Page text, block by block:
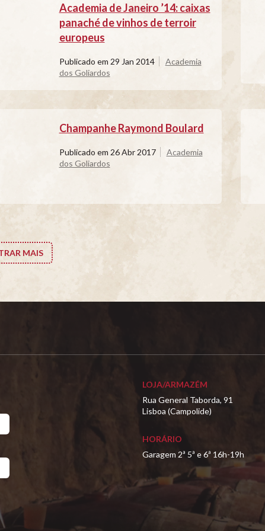
Academia de Janeiro ’14: caixas
panaché de vinhos de terroir
europeus
Publicado em 29 Jan 2014
Academia
dos Goliardos
Champanhe Raymond Boulard
Publicado em 26 Abr 2017
Academia
dos Goliardos
MAIS
LOJA/ARMAZÉM
Rua General Taborda, 91
Lisboa (Campolide)
HORÁRIO
Garagem 2ª 5ª e 6ª 16h-19h